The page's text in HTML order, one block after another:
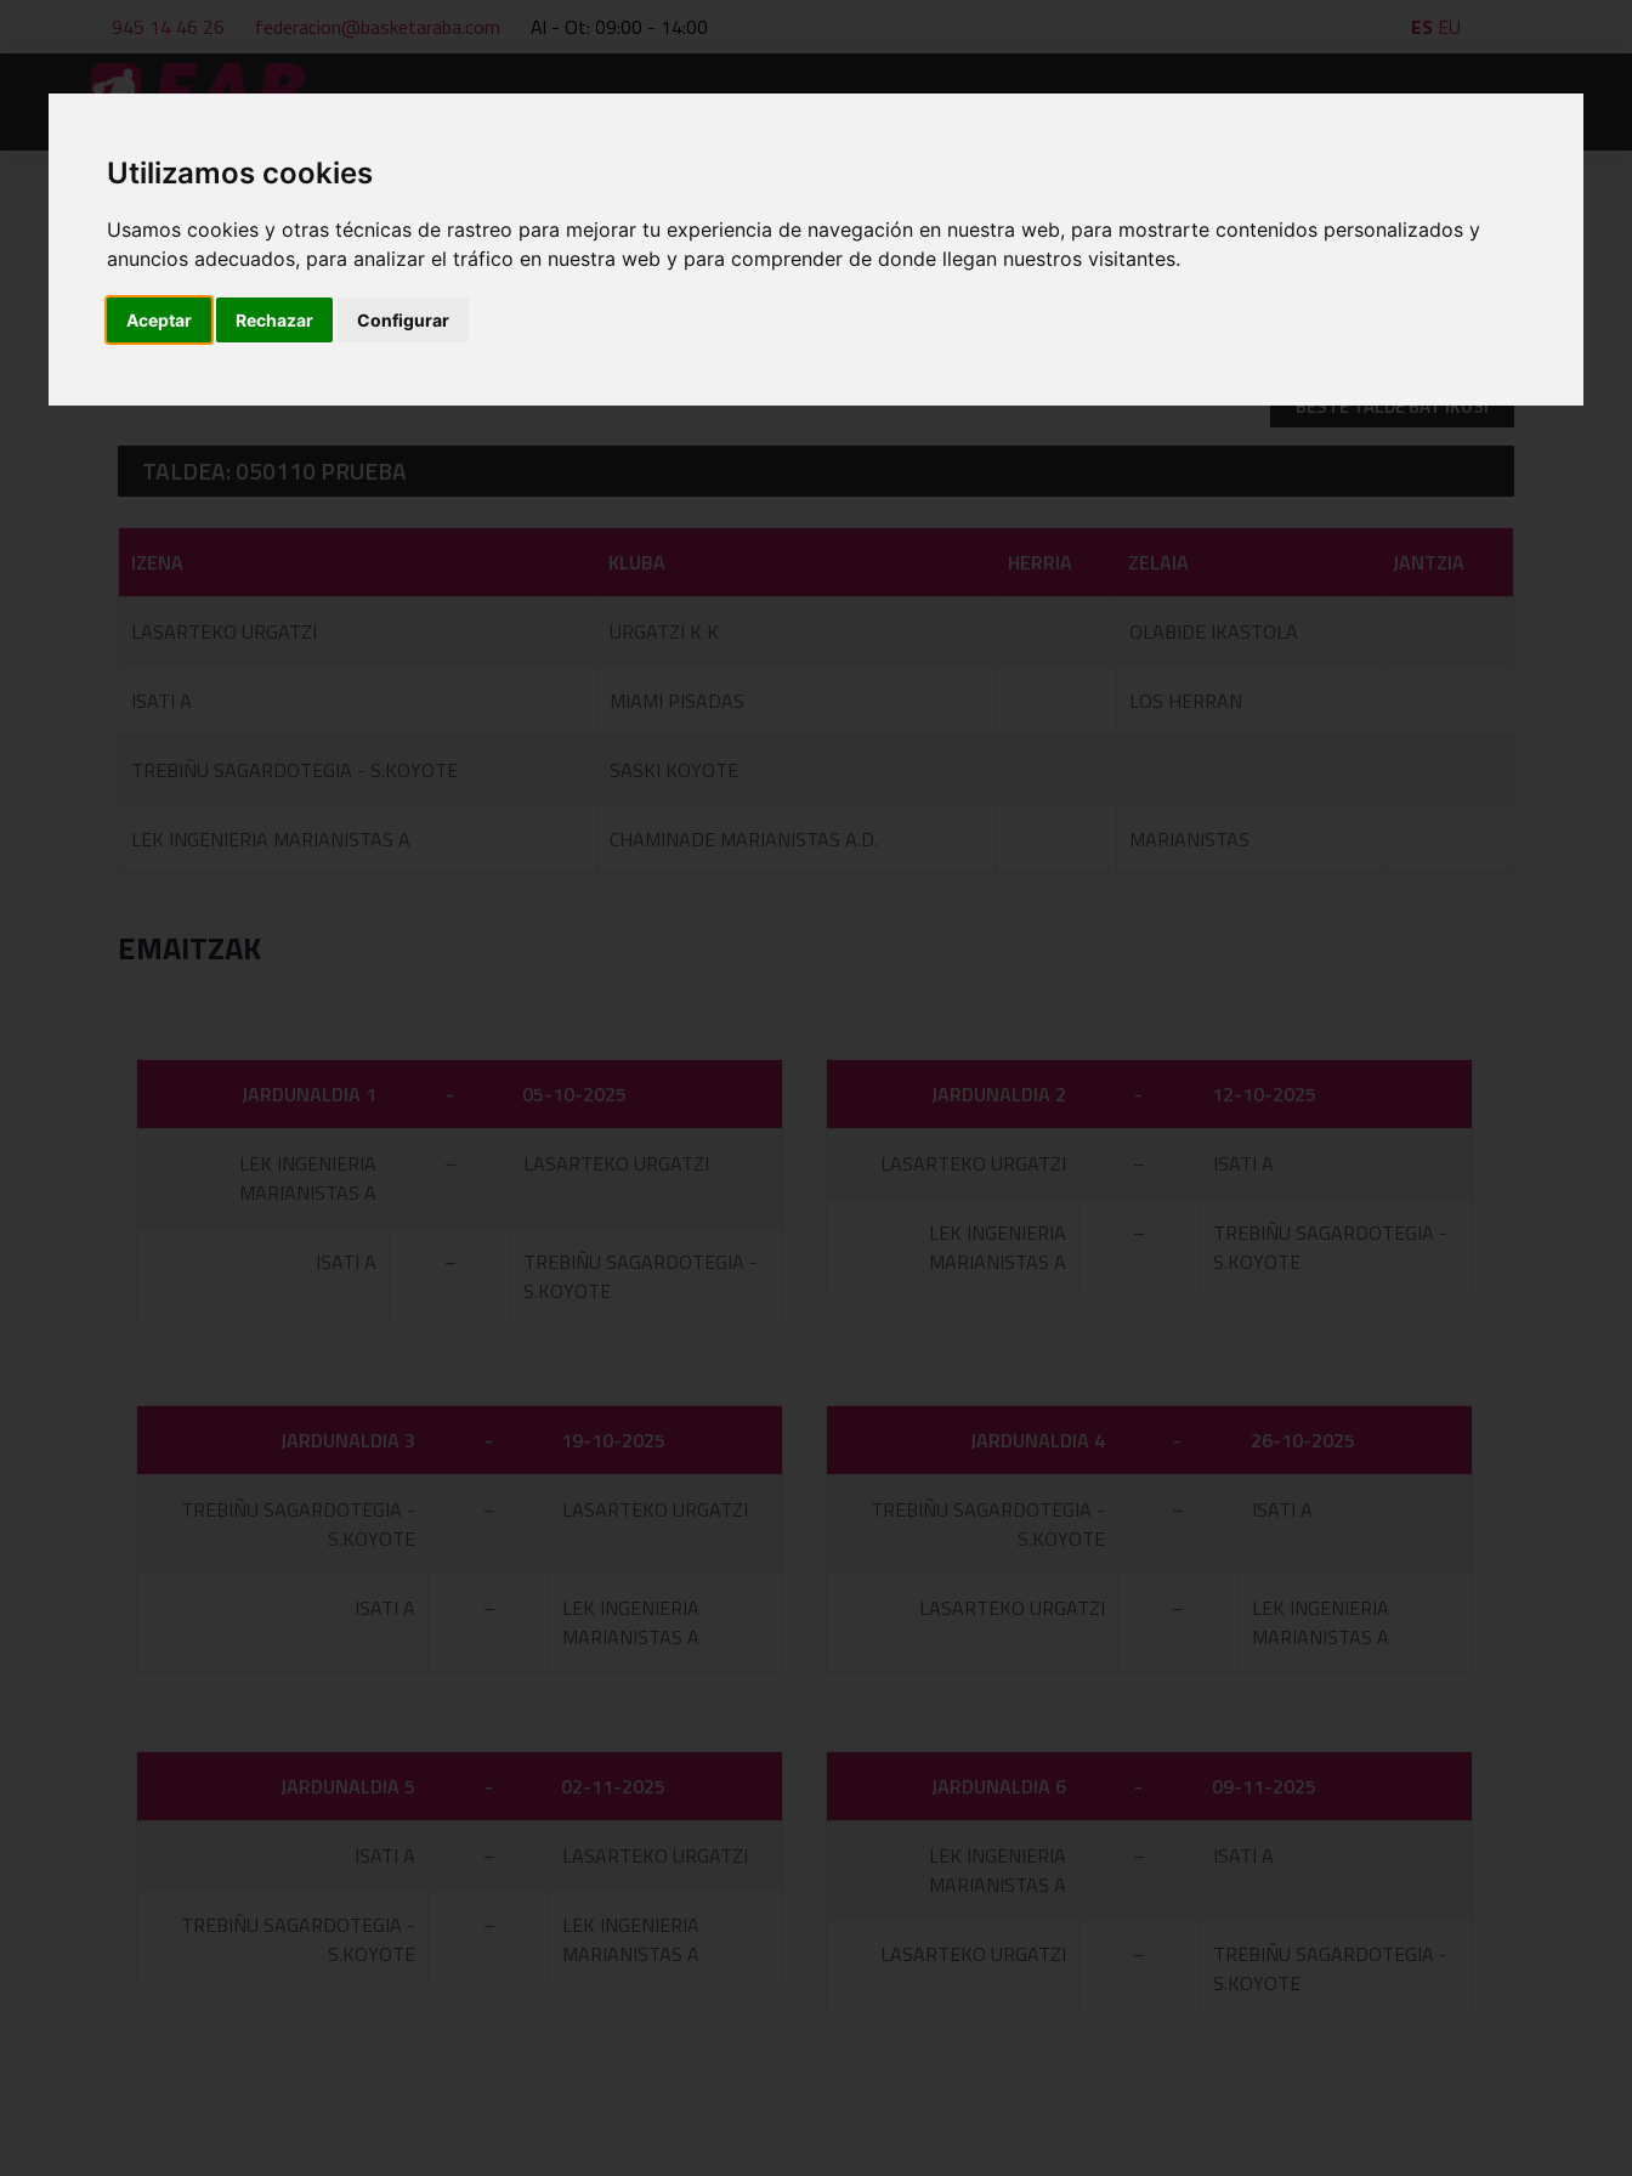
Utilizamos cookies
Usamos cookies y otras técnicas de rastreo para mejorar tu experiencia de navegación en nuestra web, para mostrarte contenidos personalizados y
anuncios adecuados, para analizar el tráfico en nuestra web y para comprender de donde llegan nuestros visitantes.
Aceptar Rechazar Configurar
945 14 46 26 federacion@basketaraba.com Al - Ot: 09:00 - 14:00 ES EU
Hasiera Berriak Dokumentazioa Teknifikazioa FAB online Entrenatzaileak Saskibaloilariak Formazioa Kontaktua
EGUTEGIAK ETA EMAITZAK
BESTE TALDE BAT IKUSI
TALDEA: 050110 PRUEBA
IZENA KLUBA HERRIA ZELAIA JANTZIA
LASARTEKO URGATZI URGATZI K K OLABIDE IKASTOLA
ISATI A MIAMI PISADAS LOS HERRAN
TREBIÑU SAGARDOTEGIA - S.KOYOTE SASKI KOYOTE
LEK INGENIERIA MARIANISTAS A CHAMINADE MARIANISTAS A.D. MARIANISTAS
EMAITZAK
JARDUNALDIA 1 - 05-10-2025
LEK INGENIERIA
MARIANISTAS A
– LASARTEKO URGATZI
ISATI A –
TREBIÑU SAGARDOTEGIA -
S.KOYOTE
JARDUNALDIA 2 - 12-10-2025
LASARTEKO URGATZI – ISATI A
LEK INGENIERIA
MARIANISTAS A
–
TREBIÑU SAGARDOTEGIA -
S.KOYOTE
JARDUNALDIA 3 - 19-10-2025
TREBIÑU SAGARDOTEGIA -
S.KOYOTE
– LASARTEKO URGATZI
ISATI A –
LEK INGENIERIA
MARIANISTAS A
JARDUNALDIA 4 - 26-10-2025
TREBIÑU SAGARDOTEGIA -
S.KOYOTE
– ISATI A
LASARTEKO URGATZI –
LEK INGENIERIA
MARIANISTAS A
JARDUNALDIA 5 - 02-11-2025
ISATI A – LASARTEKO URGATZI
TREBIÑU SAGARDOTEGIA -
S.KOYOTE
–
LEK INGENIERIA
MARIANISTAS A
JARDUNALDIA 6 - 09-11-2025
LEK INGENIERIA
MARIANISTAS A
– ISATI A
LASARTEKO URGATZI –
TREBIÑU SAGARDOTEGIA -
S.KOYOTE